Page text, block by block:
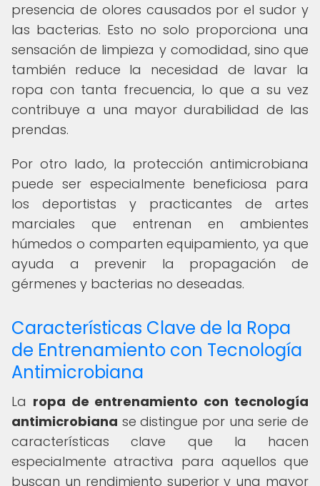
presencia de olores causados por el sudor y
las bacterias. Esto no solo proporciona una
sensación de limpieza y comodidad, sino que
también reduce la necesidad de lavar la
ropa con tanta frecuencia, lo que a su vez
contribuye a una mayor durabilidad de las
prendas.
Por otro lado, la protección antimicrobiana
puede ser especialmente beneficiosa para
los deportistas y practicantes de artes
marciales que entrenan en ambientes
húmedos o comparten equipamiento, ya que
ayuda a prevenir la propagación de
gérmenes y bacterias no deseadas.
Características Clave de la Ropa
de Entrenamiento con Tecnología
Antimicrobiana
La ropa de entrenamiento con tecnología
antimicrobiana se distingue por una serie de
características clave que la hacen
especialmente atractiva para aquellos que
buscan un rendimiento superior y una mayor